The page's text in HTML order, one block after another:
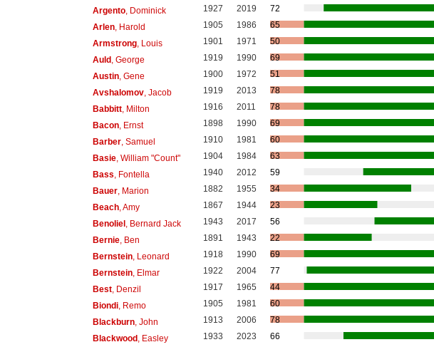
Argento, Dominick 1927 2019
72
Arlen, Harold 1905 1986
65
Armstrong, Louis 1901 1971
50
Auld, George 1919 1990
69
Austin, Gene 1900 1972
51
Avshalomov, Jacob 1919 2013
78
Babbitt, Milton 1916 2011
78
Bacon, Ernst 1898 1990
69
Barber, Samuel 1910 1981
60
Basie, William "Count" 1904 1984
63
Bass , Fontella 1940 2012
59
Bauer, Marion 1882 1955
34
Beach, Amy 1867 1944
23
Benoliel, Bernard Jack 1943 2017
56
Bernie, Ben 1891 1943
22
Bernstein, Leonard 1918 1990
69
Bernstein, Elmar 1922 2004
77
Best, Denzil 1917 1965
44
Biondi, Remo 1905 1981
60
Blackburn, John 1913 2006
78
Blackwood, Easley 1933 2023
66